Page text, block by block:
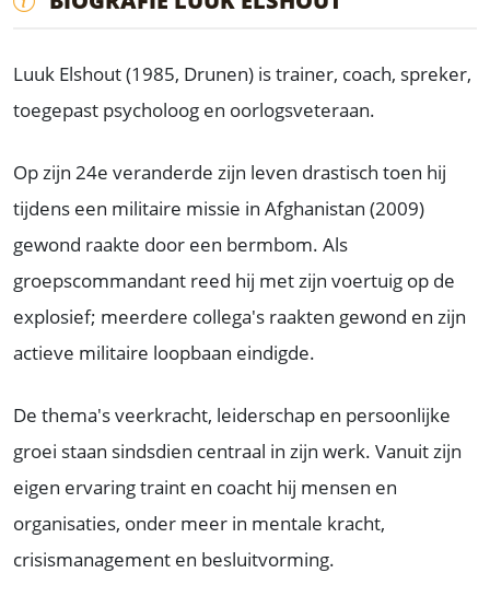
Luuk Elshout (1985, Drunen) is trainer, coach, spreker,
toegepast psycholoog en oorlogsveteraan.
Op zijn 24e veranderde zijn leven drastisch toen hij
tijdens een militaire missie in Afghanistan (2009)
gewond raakte door een bermbom. Als
groepscommandant reed hij met zijn voertuig op de
explosief; meerdere collega's raakten gewond en zijn
actieve militaire loopbaan eindigde.
De thema's veerkracht, leiderschap en persoonlijke
groei staan sindsdien centraal in zijn werk. Vanuit zijn
eigen ervaring traint en coacht hij mensen en
organisaties, onder meer in mentale kracht,
crisismanagement en besluitvorming.